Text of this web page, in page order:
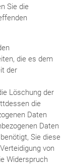
Sie die
die es dem
der
Löschung der
die
Daten
Daten
Sie diese
von
Widerspruch